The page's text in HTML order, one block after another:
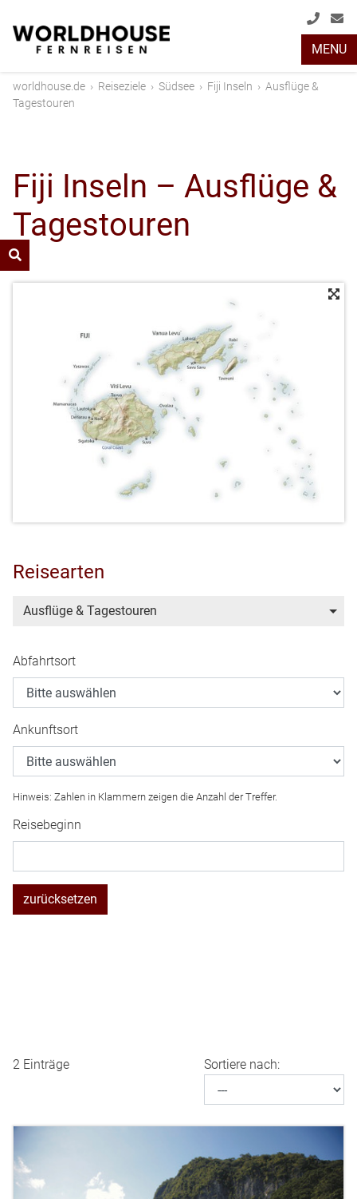
+49
(0)
2048
MENU
worldhouse.de › Reiseziele › Südsee › Fiji Inseln › Ausflüge &
Tagestouren
Fiji Inseln – Ausflüge &
Tagestouren
Reisearten
Ausflüge & Tagestouren
Abfahrtsort
Ankunftsort
Hinweis: Zahlen in Klammern zeigen die Anzahl der Treffer.
Reisebeginn
zurücksetzen
2 Einträge Sortiere nach: